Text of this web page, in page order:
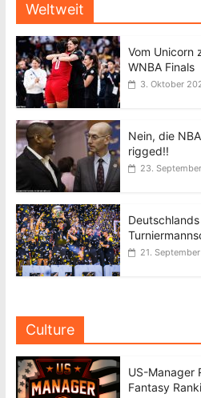
Weltweit
Vom Unicorn
WNBA Finals
3. Oktober
Nein, die
rigged!!
23.
21.
Culture
US-Manager
Fantasy